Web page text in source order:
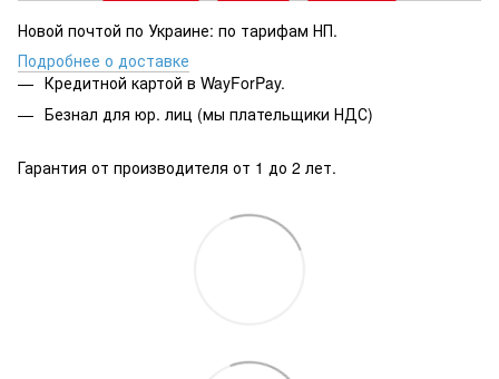
Новой почтой по Украине: по тарифам НП.
Подробнее о доставке
Кредитной картой в WayForPay.
Безнал для юр. лиц (мы плательщики НДС)
Гарантия от производителя от 1 до 2 лет.